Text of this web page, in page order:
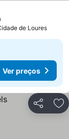
de Loures
Ver preços
Partilhar